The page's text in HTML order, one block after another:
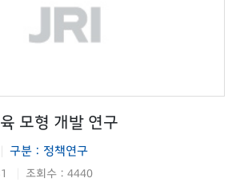
모형 개발 연구
구분 : 정책연구
조회수 : 4440